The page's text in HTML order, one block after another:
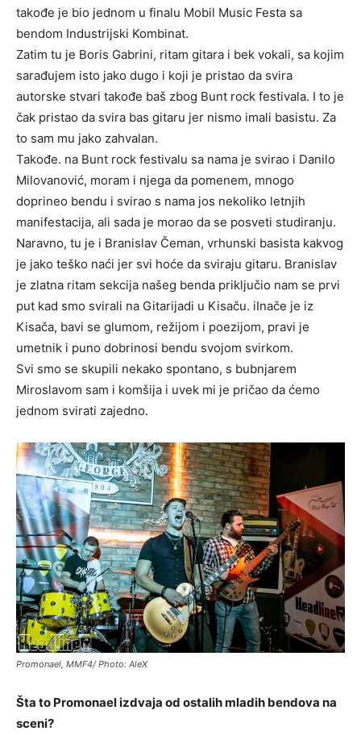
takođe je bio jednom u finalu Mobil Music Festa sa
bendom Industrijski Kombinat.
Zatim tu je Boris Gabrini, ritam gitara i bek vokali, sa kojim
sarađujem isto jako dugo i koji je pristao da svira
autorske stvari takođe baš zbog Bunt rock festivala. I to je
čak pristao da svira bas gitaru jer nismo imali basistu. Za
to sam mu jako zahvalan.
Takođe. na Bunt rock festivalu sa nama je svirao i Danilo
Milovanović, moram i njega da pomenem, mnogo
doprineo bendu i svirao s nama jos nekoliko letnjih
manifestacija, ali sada je morao da se posveti studiranju.
Naravno, tu je i Branislav Čeman, vrhunski basista kakvog
je jako teško naći jer svi hoće da sviraju gitaru. Branislav
je zlatna ritam sekcija našeg benda priključio nam se prvi
put kad smo svirali na Gitarijadi u Kisaču. iInače je iz
Kisača, bavi se glumom, režijom i poezijom, pravi je
umetnik i puno dobrinosi bendu svojom svirkom.
Svi smo se skupili nekako spontano, s bubnjarem
Miroslavom sam i komšija i uvek mi je pričao da ćemo
jednom svirati zajedno.
Promonael, MMF4/ Photo: AleX
Šta to Promonael izdvaja od ostalih mladih bendova na
sceni?